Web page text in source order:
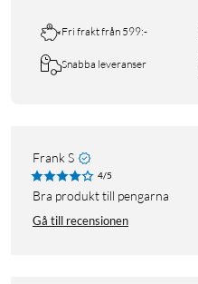
Fri frakt från 599:-
Snabba leveranser
Frank S
4/5
Bra produkt till pengarna
Gå till recensionen